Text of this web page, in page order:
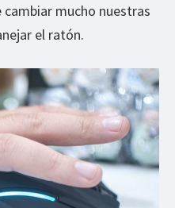
mucho nuestras
el ratón.